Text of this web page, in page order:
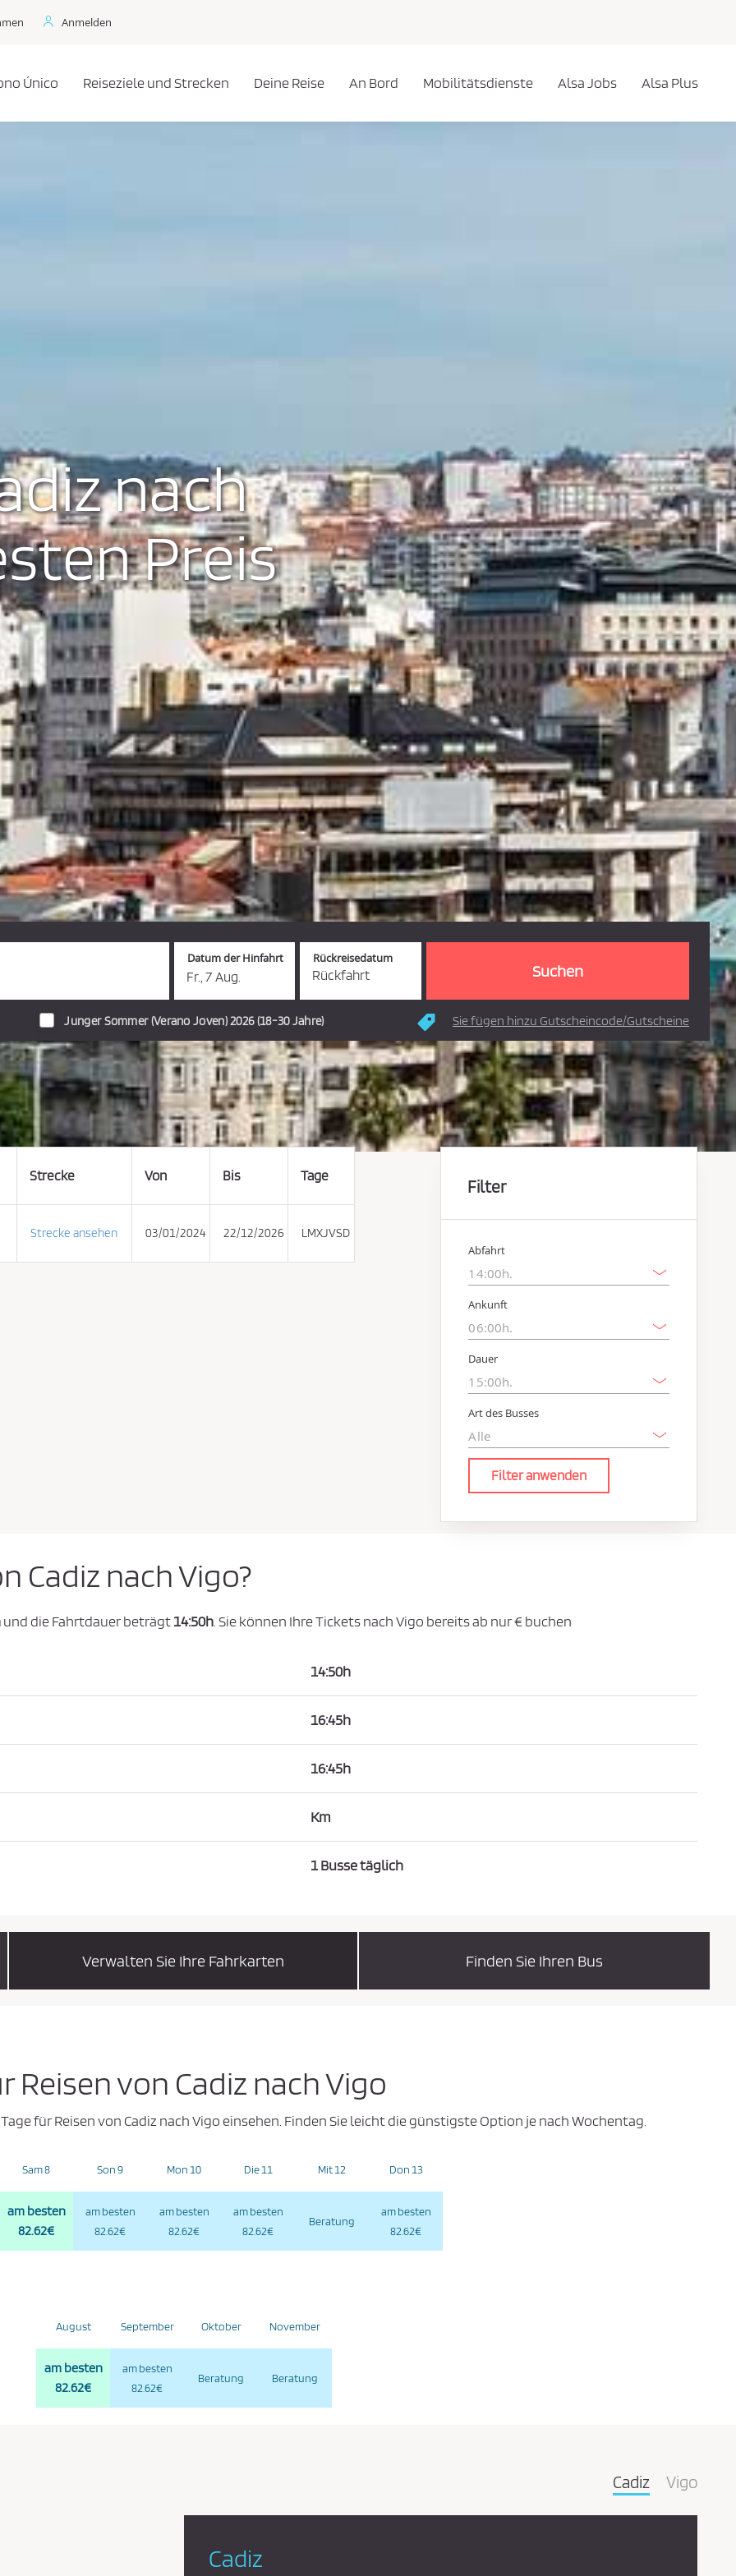
Anmelden
Único Reiseziele und Strecken Deine Reise An Bord Mobilitätsdienste Alsa Jobs Alsa Plus
nach
Preis
Datum der Hinfahrt
Fr., 7 Aug.
Rückreisedatum
Rückfahrt
hinzufügen
Junger Sommer (Verano Joven) 2026 (18-30 Jahre) Sie fügen hinzu Gutscheincode/Gutscheine
Strecke Von Bis Tage
Strecke ansehen 03/01/2024 22/12/2026 LMXJVSD
Filter
Abfahrt
Ankunft
Dauer
Art des Busses
Filter anwenden
Cadiz nach Vigo?
und die Fahrtdauer beträgt14:50h. Sie können Ihre Tickets nach Vigo bereits ab nur € buchen
14:50h
16:45h
16:45h
Km
1 Busse täglich
Verwalten Sie Ihre Fahrkarten Finden Sie Ihren Bus
Reisen von Cadiz nach Vigo
für Reisen von Cadiz nach Vigo einsehen. Finden Sie leicht die günstigste Option je nach Wochentag.
Sam 8
am besten
82.62€
Son 9
am besten
82.62€
Mon 10
am besten
82.62€
Die 11
am besten
82.62€
Mit 12
Beratung
Don 13
am besten
82.62€
August
am besten
82.62€
September
am besten
82.62€
Oktober
Beratung
November
Beratung
Cadiz Vigo
Cadiz